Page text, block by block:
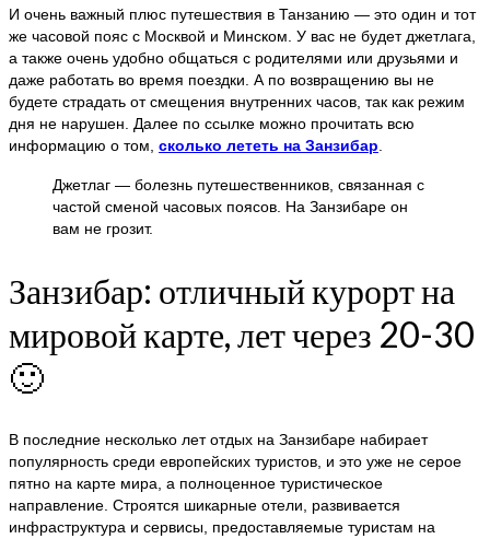
И очень важный плюс путешествия в Танзанию — это один и тот
же часовой пояс с Москвой и Минском. У вас не будет джетлага,
а также очень удобно общаться с родителями или друзьями и
даже работать во время поездки. А по возвращению вы не
будете страдать от смещения внутренних часов, так как режим
дня не нарушен. Далее по ссылке можно прочитать всю
информацию о том, сколько лететь на Занзибар
Джетлаг — болезнь путешественников, связанная с
частой сменой часовых поясов. На Занзибаре он
вам не грозит.
Занзибар: отличный курорт на
мировой карте, лет через 20-30
🙂
В последние несколько лет отдых на Занзибаре набирает
популярность среди европейских туристов, и это уже не серое
пятно на карте мира, а полноценное туристическое
направление. Строятся шикарные отели, развивается
инфраструктура и сервисы, предоставляемые туристам на